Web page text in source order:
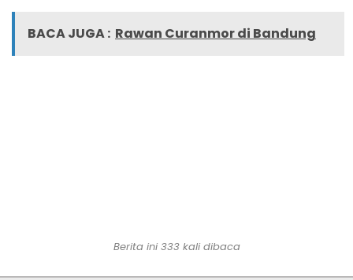
BACA JUGA : Rawan Curanmor di Bandung
Berita ini 333kali dibaca